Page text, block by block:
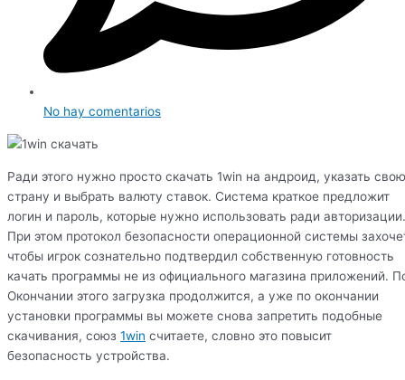
No hay comentarios
Ради этого нужно просто скачать 1win на андроид, указать свою
страну и выбрать валюту ставок. Система краткое предложит
логин и пароль, которые нужно использовать ради авторизации.
При этом протокол безопасности операционной системы
чтобы игрок сознательно подтвердил собственную готовность
качать программы не из официального магазина приложений.
Окончании этого загрузка продолжится, а уже по окончании
установки программы вы можете снова запретить подобные
скачивания, союз 1win считаете, словно это повысит
безопасность устройства.